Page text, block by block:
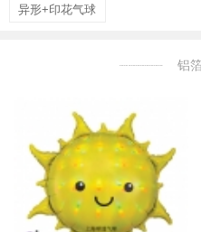
异形+印花气球
铝